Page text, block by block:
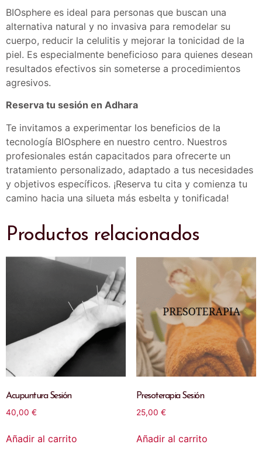
BIOsphere es ideal para personas que buscan una
alternativa natural y no invasiva para remodelar su
cuerpo, reducir la celulitis y mejorar la tonicidad de la
piel. Es especialmente beneficioso para quienes desean
resultados efectivos sin someterse a procedimientos
agresivos.​
Reserva tu sesión en Adhara
Te invitamos a experimentar los beneficios de la
tecnología BIOsphere en nuestro centro. Nuestros
profesionales están capacitados para ofrecerte un
tratamiento personalizado, adaptado a tus necesidades
y objetivos específicos. ¡Reserva tu cita y comienza tu
camino hacia una silueta más esbelta y tonificada!​
Productos relacionados
Acupuntura Sesión
40,00 €
Añadir al carrito
Presoterapia Sesión
25,00 €
Añadir al carrito